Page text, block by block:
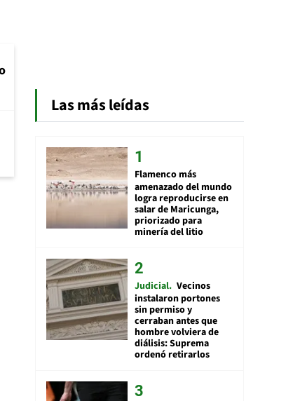
Las más leídas
Flamenco más
amenazado del mundo
logra reproducirse en
salar de Maricunga,
priorizado para
minería del litio
Judicial Vecinos
instalaron portones
sin permiso y
cerraban antes que
hombre volviera de
diálisis: Suprema
ordenó retirarlos